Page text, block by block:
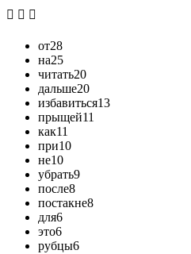
от28
на25
читать20
дальше20
избавиться13
прыщей11
как11
при10
не10
убрать9
после8
постакне8
для6
это6
рубцы6